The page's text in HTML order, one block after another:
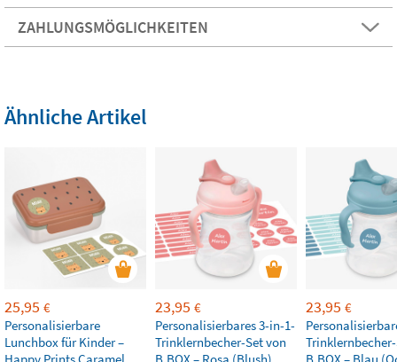
ZAHLUNGSMÖGLICHKEITEN
Ähnliche Artikel
25,95 €
Personalisierbare
Lunchbox für Kinder –
23,95 €
Personalisierbares 3-in-1-
Trinklernbecher-Set von
23,95 €